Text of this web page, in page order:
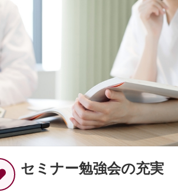
セミナー勉強会の充実